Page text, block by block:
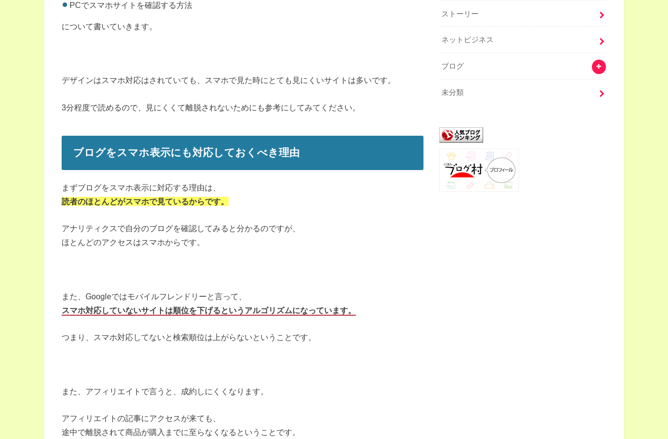
PCでスマホサイトを確認する方法
について書いていきます。
デザインはスマホ対応はされていても、スマホで見た時にとても見にくいサイトは多いです。
3分程度で読めるので、見にくくて離脱されないためにも参考にしてみてください。
ブログをスマホ表示にも対応しておくべき理由
まずブログをスマホ表示に対応する理由は、
読者のほとんどがスマホで見ているからです。
アナリティクスで自分のブログを確認してみると分かるのですが、
ほとんどのアクセスはスマホからです。
また、Googleではモバイルフレンドリーと言って、
スマホ対応していないサイトは順位を下げるというアルゴリズムになっています。
つまり、スマホ対応してないと検索順位は上がらないということです。
また、アフィリエイトで言うと、成約しにくくなります。
アフィリエイトの記事にアクセスが来ても、
途中で離脱されて商品が購入までに至らなくなるということです。
ストーリー
ネットビジネス
ブログ
未分類